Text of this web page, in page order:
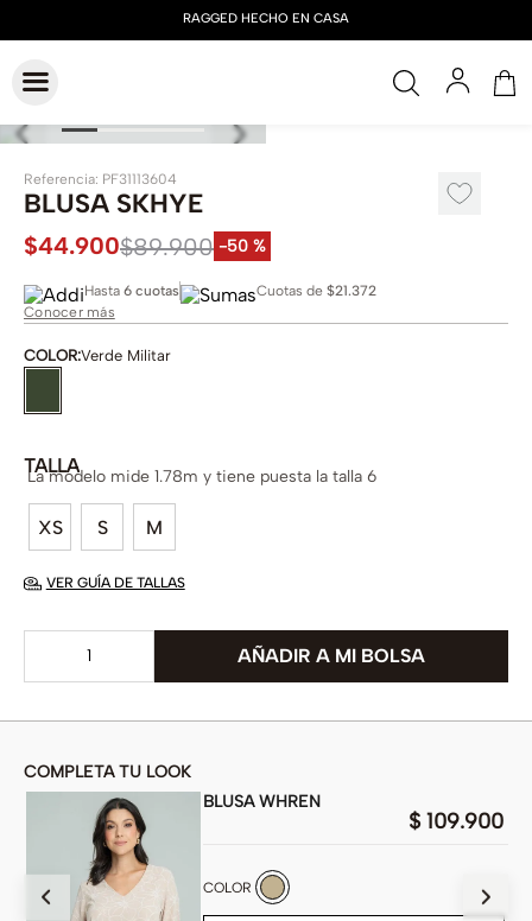
Referencia: PF31113604
BLUSA SKHYE
$44.900$89.900 -50 %
Hasta 6 cuotas Cuotas de $21.372
Conocer más
COLOR:Verde Militar
TALLA
XS S M
La modelo mide 1.78m y tiene puesta la talla 6
VER GUÍA DE TALLAS
COMPLETA TU LOOK
BLUSA WHREN
$ 109.900
COLOR